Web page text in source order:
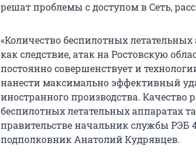
решат проблемы с доступом в Сеть,
«Количество беспилотных
как следствие, атак на Ростовскую
постоянно совершенствует и
нанести максимально эффективный
иностранного производства. Качество
беспилотных летательных аппаратах
правительстве начальник службы
подполковник Анатолий Кудрявцев.